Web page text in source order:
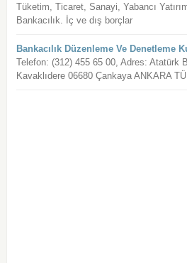
Tüketim, Ticaret, Sanayi, Yabancı
Bankacılık. İç ve dış borçlar
Bankacılık Düzenleme Ve Denetleme
Telefon: (312) 455 65 00, Adres: Atatürk
Kavaklıdere 06680 Çankaya ANKARA